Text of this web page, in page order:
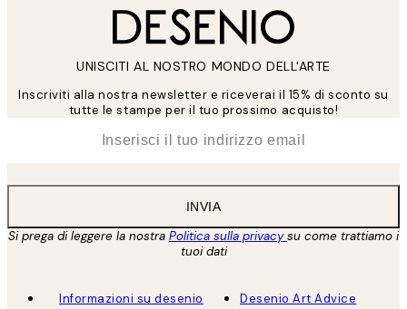
UNISCITI AL NOSTRO MONDO DELL'ARTE
Inscriviti alla nostra newsletter e riceverai il 15% di sconto su
tutte le stampe per il tuo prossimo acquisto!
INVIA
Si prega di leggere la nostra Politica sulla privacysu come trattiamo i
tuoi dati
Informazioni su desenio
Desenio Art Advice